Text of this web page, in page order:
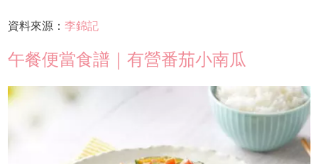
資料來源： 李錦記
午餐便當食譜｜有營番茄小南瓜